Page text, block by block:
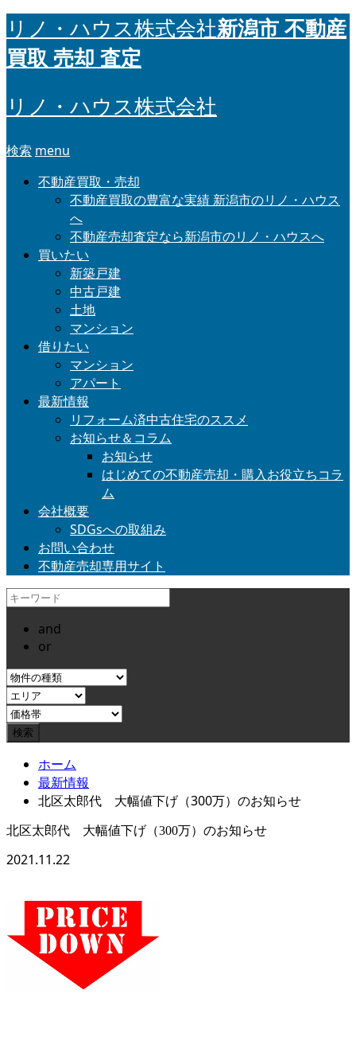
リノ・ハウス株式会社新潟市 不動産
買取 売却 査定
リノ・ハウス株式会社
検索 menu
不動産買取・売却
不動産買取の豊富な実績 新潟市のリノ・ハウス
へ
不動産売却査定なら新潟市のリノ・ハウスへ
買いたい
新築戸建
中古戸建
土地
マンション
借りたい
マンション
アパート
最新情報
リフォーム済中古住宅のススメ
お知らせ＆コラム
お知らせ
はじめての不動産売却・購入お役立ちコラ
ム
会社概要
SDGsへの取組み
お問い合わせ
不動産売却専用サイト
and
or
ホーム
最新情報
北区太郎代 大幅値下げ（300万）のお知らせ
北区太郎代 大幅値下げ（300万）のお知らせ
2021.11.22